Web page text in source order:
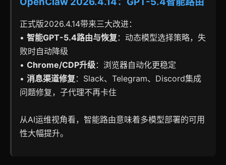
正式版2026.4.14带来三大改进：
• 智能GPT-5.4路由与恢复 ：动态模型选择策略，失
败时自动降级
• Chrome/CDP升级：浏览器自动化更稳定
• 消息渠道修复 ：Slack、Telegram、Discord集成
问题修复，子代理不再卡住
从AI运维视角看，智能路由意味着多模型部署的可用
性大幅提升。